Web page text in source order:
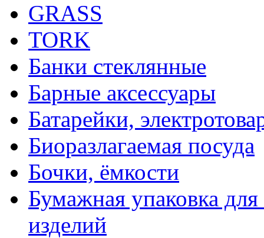
GRASS
TORK
Банки стеклянные
Барные аксессуары
Батарейки,
Биоразлагаемая посуда
Бочки, ёмкости
Бумажная упаковка
изделий